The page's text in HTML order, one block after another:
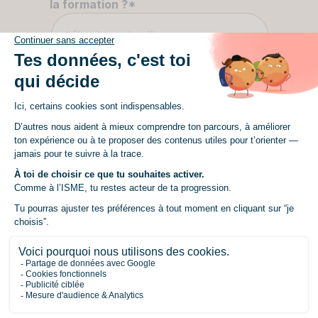
la formation ?*
Sélectionne la ville
Sélectionne une filière
Formation*
Sélectionne une formation
Un mot à ajouter sur ton projet ou ta
recherche ?